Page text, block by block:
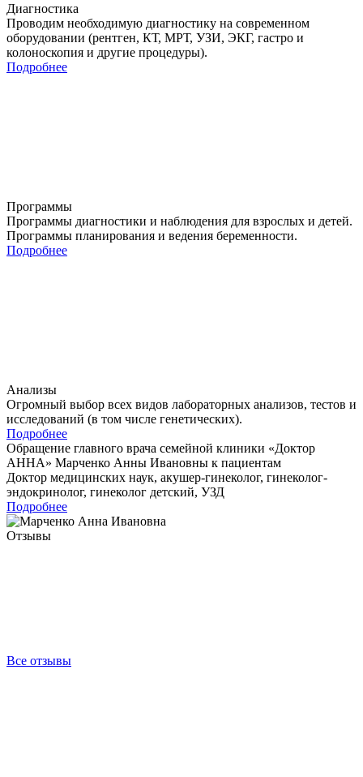
Диагностика
Проводим необходимую диагностику на современном
оборудовании (рентген, КТ, МРТ, УЗИ, ЭКГ, гастро и
колоноскопия и другие процедуры).
Подробнее
Программы
Программы диагностики и наблюдения для взрослых и детей.
Программы планирования и ведения беременности.
Подробнее
Анализы
Огромный выбор всех видов лабораторных анализов, тестов и
исследований (в том числе генетических).
Подробнее
Обращение главного врача семейной клиники «Доктор
АННА» Марченко Анны Ивановны к пациентам
Доктор медицинских наук, акушер-гинеколог, гинеколог-
эндокринолог, гинеколог детский, УЗД
Подробнее
Отзывы
Все отзывы